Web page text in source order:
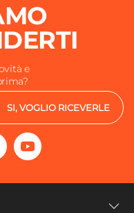
e
SI, VOGLIO RICEVERLE